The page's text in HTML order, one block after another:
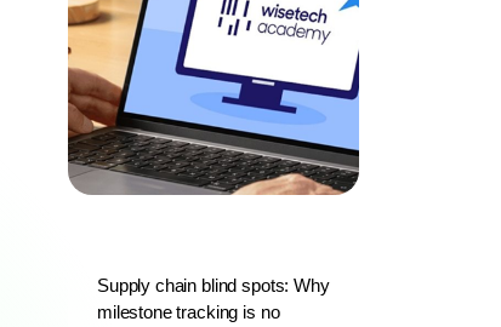
Supply chain blind spots: Why
milestone tracking is no